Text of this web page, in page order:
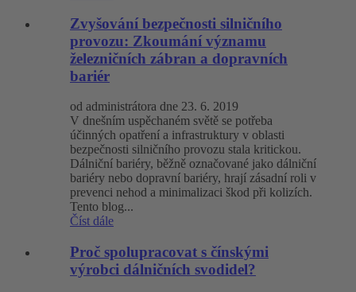
Zvyšování bezpečnosti silničního
provozu: Zkoumání významu
železničních zábran a dopravních
bariér
od administrátora dne 23. 6. 2019
V dnešním uspěchaném světě se potřeba
účinných opatření a infrastruktury v oblasti
bezpečnosti silničního provozu stala kritickou.
Dálniční bariéry, běžně označované jako dálniční
bariéry nebo dopravní bariéry, hrají zásadní roli v
prevenci nehod a minimalizaci škod při kolizích.
Tento blog...
Číst dále
Proč spolupracovat s čínskými
výrobci dálničních svodidel?